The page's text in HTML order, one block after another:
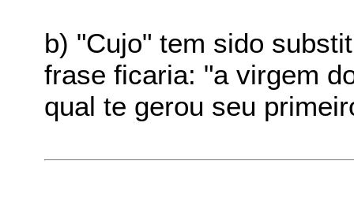
b) "Cujo" tem sido
frase ficaria: "a virgem
qual te gerou seu